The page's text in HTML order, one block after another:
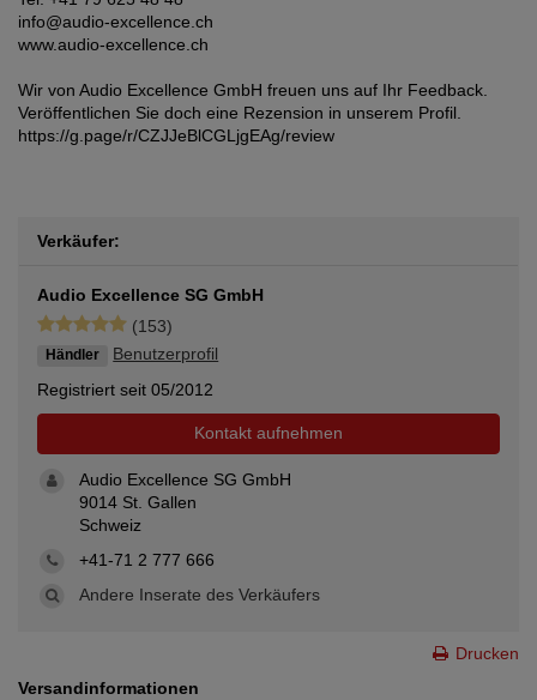
info@audio-excellence.ch
www.audio-excellence.ch
Wir von Audio Excellence GmbH freuen uns auf Ihr Feedback.
Veröffentlichen Sie doch eine Rezension in unserem Profil.
https://g.page/r/CZJJeBlCGLjgEAg/review
Verkäufer:
Audio Excellence SG GmbH
(153)
Händler
Benutzerprofil
Registriert seit 05/2012
Kontakt aufnehmen
Audio Excellence SG GmbH
9014 St. Gallen
Schweiz
+41-71 2 777 666
Andere Inserate des Verkäufers
Drucken
Versandinformationen